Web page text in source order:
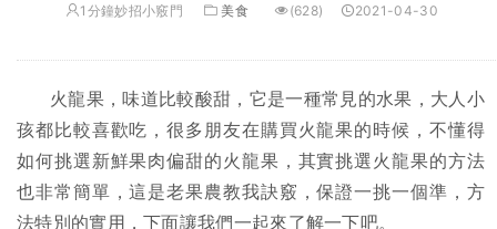
1分鐘妙招小竅門 美食 (628) 2021-04-30
火龍果，味道比較酸甜，它是一種常見的水果，大人小
孩都比較喜歡吃，很多朋友在購買火龍果的時候，不懂得
如何挑選新鮮果肉偏甜的火龍果，其實挑選火龍果的方法
也非常簡單，這是老果農教我訣竅，保證一挑一個準，方
法特別的實用，下面讓我們一起來了解一下吧。